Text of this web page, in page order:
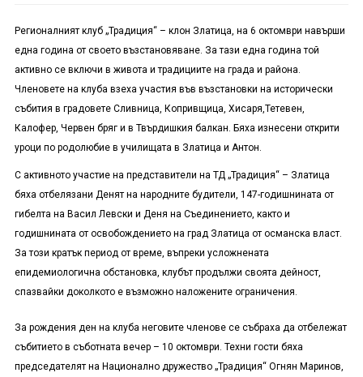
Регионалният клуб „Традиция“ – клон Златица, на 6 октомври навърши
една година от своето възстановяване. За тази една година той
активно се включи в живота и традициите на града и района.
Членовете на клуба взеха участия във възстановки на исторически
събития в градовете Сливница, Копривщица, Хисаря,Тетевен,
Калофер, Червен бряг и в Твърдишкия балкан. Бяха изнесени открити
уроци по родолюбие в училищата в Златица и Антон.
С активното участие на представители на ТД „Традиция“ – Златица
бяха отбелязани Денят на народните будители, 147-годишнината от
гибелта на Васил Левски и Деня на Съединението, както и
годишнината от освобождението на град Златица от османска власт.
За този кратък период от време, въпреки усложнената
епидемиологична обстановка, клубът продължи своята дейност,
спазвайки доколкото е възможно наложените ограничения.
За рождения ден на клуба неговите членове се събраха да отбележат
събитието в съботната вечер – 10 октомври. Техни гости бяха
председателят на Национално дружество „Традиция“ Огнян Маринов,